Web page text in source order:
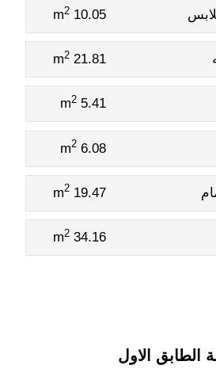
10.05 m
2
21.81 m
2
5.41 m
2
6.08 m
2
19.47 m
2
34.16 m
2
الطابق الاول